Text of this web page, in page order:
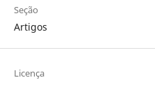
Seção
Artigos
Licença